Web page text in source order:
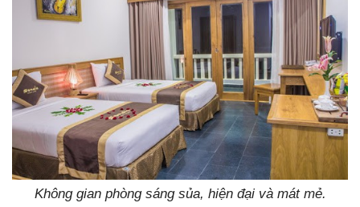
Không gian phòng sáng sủa, hiện đại và mát mẻ.